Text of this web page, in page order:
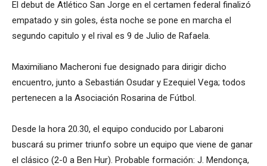
El debut de Atlético San Jorge en el certamen federal finalizó
empatado y sin goles, ésta noche se pone en marcha el
segundo capitulo y el rival es 9 de Julio de Rafaela.
Maximiliano Macheroni fue designado para dirigir dicho
encuentro, junto a Sebastián Osudar y Ezequiel Vega; todos
pertenecen a la Asociación Rosarina de Fútbol.
Desde la hora 20.30, el equipo conducido por Labaroni
buscará su primer triunfo sobre un equipo que viene de ganar
el clásico (2-0 a Ben Hur). Probable formación: J. Mendonça,